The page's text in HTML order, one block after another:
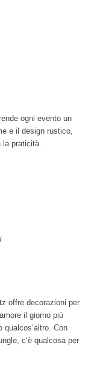
ogni evento un
e il design rustico,
la praticità.
offre decorazioni per
il giorno più
Con
c’è qualcosa per